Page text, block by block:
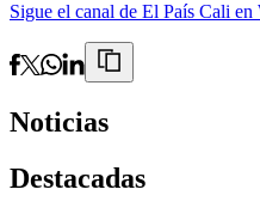
Sigue el canal de El País Cali
Noticias
Destacadas